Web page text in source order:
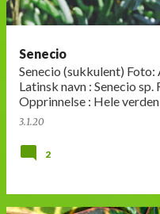
Senecio
Senecio (sukkulent) Foto: Andrea Macias on Unsplash
Latinsk navn : Senecio sp. Familie : Kurvplantefamilien
Opprinnelse : Hele verden Hardførhet : Varierer Utseende:
Saftige blad…
3.1.20
2